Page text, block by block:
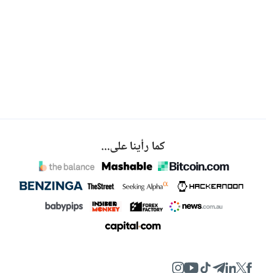
كما رأينا على...